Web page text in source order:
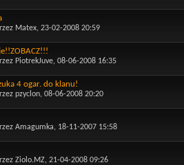
Matex, 23-02-2008 20:59
PiotrekJuve, 08-06-2008 16:35
4 ogar. do klanu!
pzyclon, 08-06-2008 20:20
Amagumka, 18-11-2007 15:58
Ziolo.MZ, 21-04-2008 09:26